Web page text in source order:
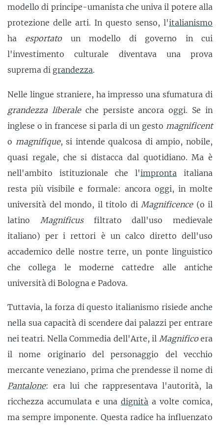
modello di principe-umanista che univa il potere alla
protezione delle arti. In questo senso, l'italianismo
ha esportato un modello di governo in cui
l'investimento culturale diventava una prova
suprema di grandezza.
Nelle lingue straniere, ha impresso una sfumatura di
grandezza liberaleche persiste ancora oggi. Se in
inglese o in francese si parla di un gesto magnificent
o magnifique, si intende qualcosa di ampio, nobile,
quasi regale, che si distacca dal quotidiano. Ma è
nell'ambito istituzionale che l'impronta italiana
resta più visibile e formale: ancora oggi, in molte
università del mondo, il titolo di Magnificence(o il
latino
Magnificusfiltrato dall'uso medievale
italiano) per i rettori è un calco diretto dell'uso
accademico delle nostre terre, un ponte linguistico
che collega le moderne cattedre alle antiche
università di Bologna e Padova.
Tuttavia, la forza di questo italianismo risiede anche
nella sua capacità di scendere dai palazzi per entrare
nei teatri. Nella Commedia dell'Arte, il Magnificoera
il nome originario del personaggio del vecchio
mercante veneziano, prima che prendesse il nome di
Pantalone: era lui che rappresentava l'autorità, la
ricchezza accumulata e una dignità a volte comica,
ma sempre imponente. Questa radice ha influenzato